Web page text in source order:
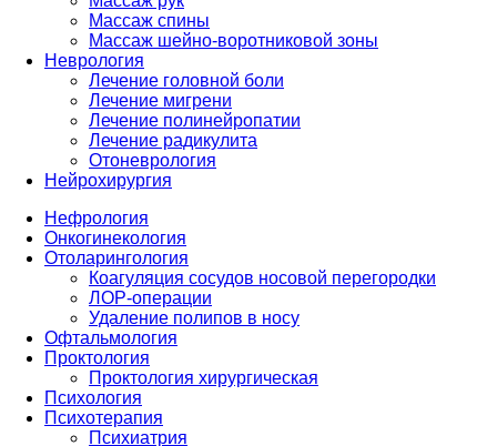
Массаж спины
Массаж шейно-воротниковой зоны
Неврология
Лечение головной боли
Лечение мигрени
Лечение полинейропатии
Лечение радикулита
Отоневрология
Нейрохирургия
Нефрология
Онкогинекология
Отоларингология
Коагуляция сосудов носовой перегородки
ЛОР-операции
Удаление полипов в носу
Офтальмология
Проктология
Проктология хирургическая
Психология
Психотерапия
Психиатрия